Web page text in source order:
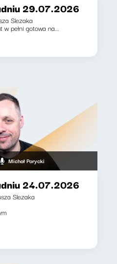
29.07.2026
Slezaka
pełni gotowa na...
Michał Porycki
24.07.2026
Slezaka